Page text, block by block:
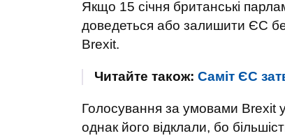
Якщо 15 січня британські
доведеться або залишити ЄС
Brexit.
Читайте також: Саміт ЄС
Голосування за умовами Brexit
однак його відклали, бо